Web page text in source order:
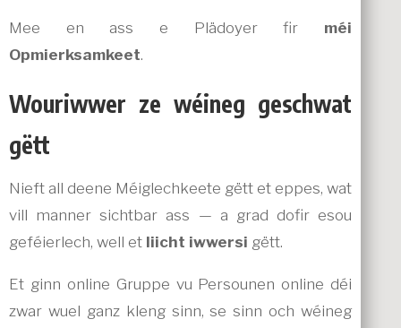
Mee en ass e Plädoyer fir méi
Opmierksamkeet.
Wouriwwer ze wéineg geschwat
gëtt
Nieft all deene Méiglechkeete gëtt et eppes, wat
vill manner sichtbar ass — a grad dofir esou
geféierlech, well et liicht iwwersi gëtt.
Et ginn online Gruppe vu Persounen online déi
zwar wuel ganz kleng sinn, se sinn och wéineg